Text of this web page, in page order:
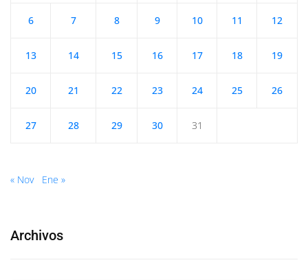
6 7 8 9 10 11 12
13 14 15 16 17 18 19
20 21 22 23 24 25 26
27 28 29 30 31
« Nov Ene »
Archivos